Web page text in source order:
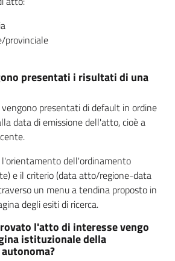
provinciale
presentati i risultati di una
presentati di default in ordine
data di emissione dell'atto, cioè a
l'orientamento dell'ordinamento
e il criterio (data atto/regione-data
un menu a tendina proposto in
degli esiti di ricerca.
l'atto di interesse vengo
istituzionale della